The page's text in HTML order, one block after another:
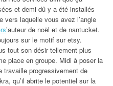
et demi dû y a été installés
vers laquelle vous avez l’angle
’auteur de noël et de nantucket.
sur le motif sur etsy.
tout son désir tellement plus
place en groupe. Midi à poser la
travaille progressivement de
qu’il abrite le potentiel sur la